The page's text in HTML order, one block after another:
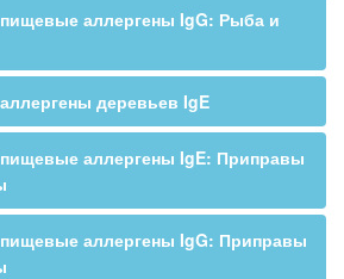
аллергены IgG: Рыба и
деревьев IgE
аллергены IgE: Приправы
аллергены IgG: Приправы